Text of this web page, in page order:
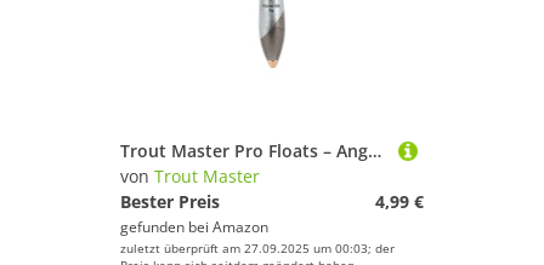
Trout Master Pro Floats – Angelposen aus robustem Eva-Material, Vorbebleite Posen, Durchlauf- und Feststellposen für Forelle, Stör, Karpfen, Barsch und mehr (Pro Float Floater, 6+1g)
von Trout Master
Bester Preis
4,99 €
gefunden bei Amazon
zuletzt überprüft am 27.09.2025 um 00:03; der